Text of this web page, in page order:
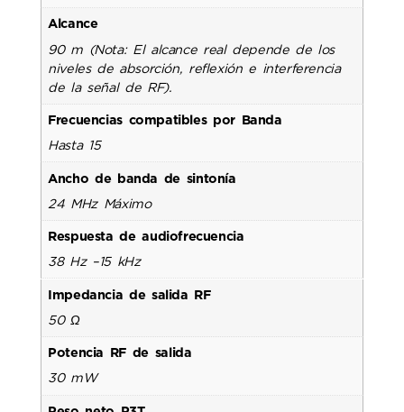
Alcance
90 m (Nota: El alcance real depende de los
niveles de absorción, reflexión e interferencia
de la señal de RF).
Frecuencias compatibles por Banda
Hasta 15
Ancho de banda de sintonía
24 MHz Máximo
Respuesta de audiofrecuencia
38 Hz –15 kHz
Impedancia de salida RF
50 Ω
Potencia RF de salida
30 mW